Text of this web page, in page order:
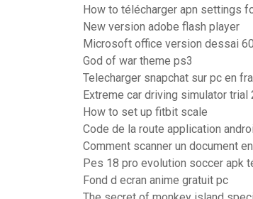
How to télécharger apn settings
New version adobe flash player
Microsoft office version dessai
God of war theme ps3
Telecharger snapchat sur pc en
Extreme car driving simulator trial
How to set up fitbit scale
Code de la route application
Comment scanner un document
Pes 18 pro evolution soccer apk
Fond d ecran anime gratuit pc